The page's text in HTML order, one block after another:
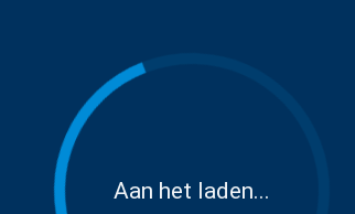
Aan het laden...